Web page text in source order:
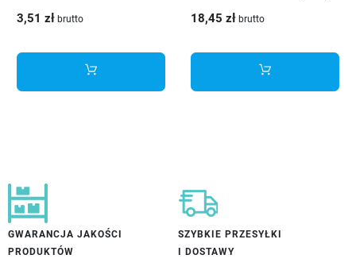
3,51 zł brutto 18,45 zł brutto
GWARANCJA JAKOŚCI
PRODUKTÓW
SZYBKIE PRZESYŁKI
I DOSTAWY